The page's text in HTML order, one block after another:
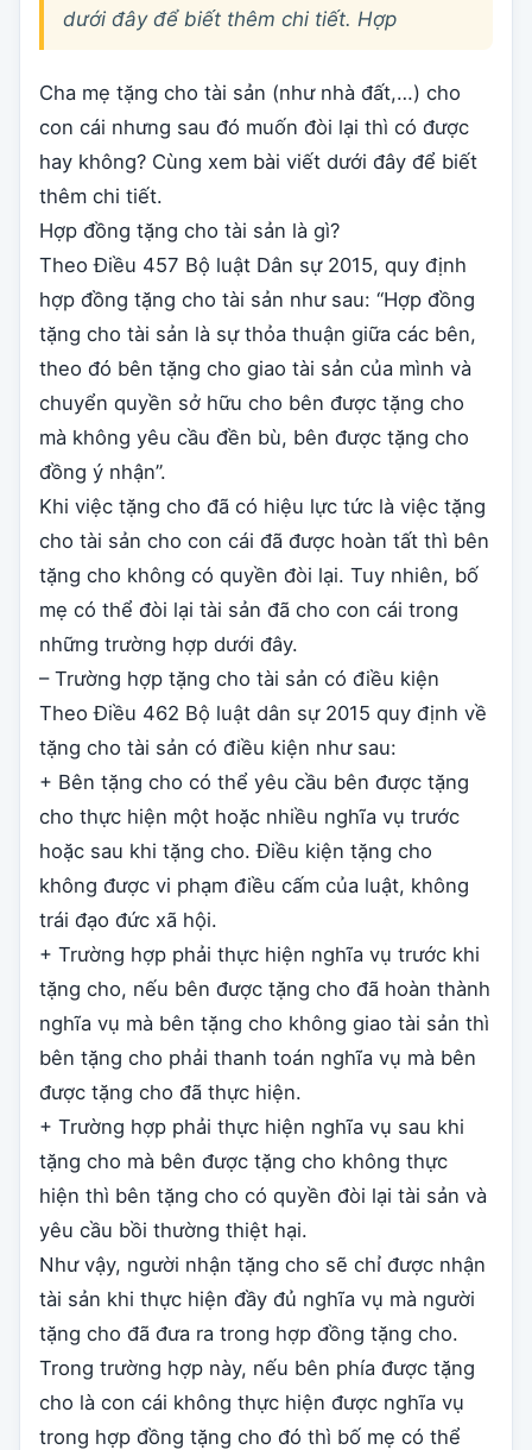
dưới đây để biết thêm chi tiết. Hợp
Cha mẹ tặng cho tài sản (như nhà đất,…) cho
con cái nhưng sau đó muốn đòi lại thì có được
hay không? Cùng xem bài viết dưới đây để biết
thêm chi tiết.
Hợp đồng tặng cho tài sản là gì?
Theo Điều 457 Bộ luật Dân sự 2015, quy định
hợp đồng tặng cho tài sản như sau: “Hợp đồng
tặng cho tài sản là sự thỏa thuận giữa các bên,
theo đó bên tặng cho giao tài sản của mình và
chuyển quyền sở hữu cho bên được tặng cho
mà không yêu cầu đền bù, bên được tặng cho
đồng ý nhận”.
Khi việc tặng cho đã có hiệu lực tức là việc tặng
cho tài sản cho con cái đã được hoàn tất thì bên
tặng cho không có quyền đòi lại. Tuy nhiên, bố
mẹ có thể đòi lại tài sản đã cho con cái trong
những trường hợp dưới đây.
– Trường hợp tặng cho tài sản có điều kiện
Theo Điều 462 Bộ luật dân sự 2015 quy định về
tặng cho tài sản có điều kiện như sau:
+ Bên tặng cho có thể yêu cầu bên được tặng
cho thực hiện một hoặc nhiều nghĩa vụ trước
hoặc sau khi tặng cho. Điều kiện tặng cho
không được vi phạm điều cấm của luật, không
trái đạo đức xã hội.
+ Trường hợp phải thực hiện nghĩa vụ trước khi
tặng cho, nếu bên được tặng cho đã hoàn thành
nghĩa vụ mà bên tặng cho không giao tài sản thì
bên tặng cho phải thanh toán nghĩa vụ mà bên
được tặng cho đã thực hiện.
+ Trường hợp phải thực hiện nghĩa vụ sau khi
tặng cho mà bên được tặng cho không thực
hiện thì bên tặng cho có quyền đòi lại tài sản và
yêu cầu bồi thường thiệt hại.
Như vậy, người nhận tặng cho sẽ chỉ được nhận
tài sản khi thực hiện đầy đủ nghĩa vụ mà người
tặng cho đã đưa ra trong hợp đồng tặng cho.
Trong trường hợp này, nếu bên phía được tặng
cho là con cái không thực hiện được nghĩa vụ
trong hợp đồng tặng cho đó thì bố mẹ có thể